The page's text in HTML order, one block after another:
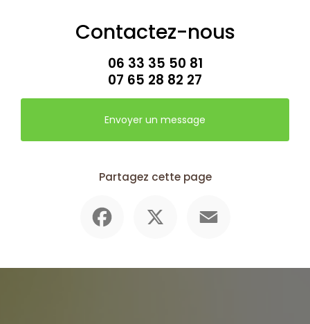
Contactez-nous
06 33 35 50 81
07 65 28 82 27
Envoyer un message
Partagez cette page